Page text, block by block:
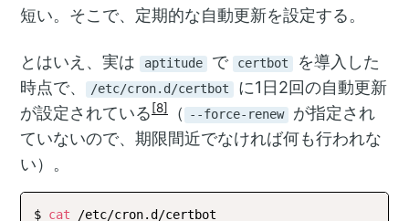
短い。そこで、定期的な自動更新を設定する。
とはいえ、実は aptitude で certbot
を導入した
時点で、 /etc/cron.d/certbot
に1日2回の自動更新
が設定されている[8] （ --force-renew
が指定され
ていないので、期限間近でなければ何も行われな
い）。
$ cat